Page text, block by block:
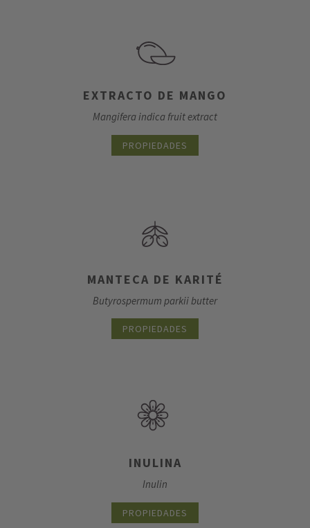
EXTRACTO DE MANGO
Mangifera indica fruit extract
PROPIEDADES
MANTECA DE KARITÉ
Butyrospermum parkii butter
PROPIEDADES
INULINA
Inulin
PROPIEDADES